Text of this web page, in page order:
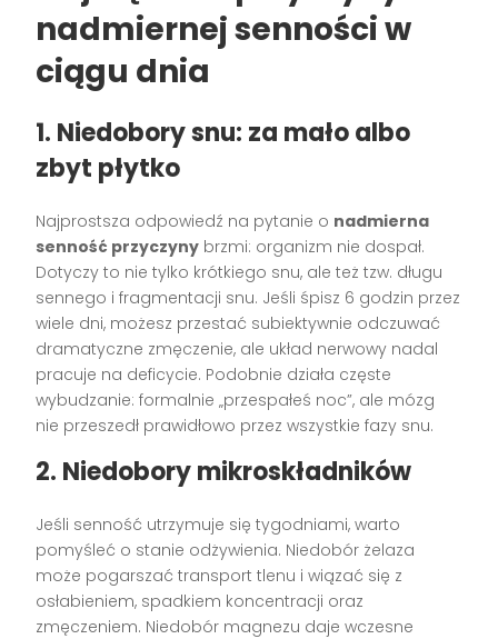
nadmiernej senności w
ciągu dnia
1. Niedobory snu: za mało albo
zbyt płytko
Najprostsza odpowiedź na pytanie o nadmierna
senność przyczyny brzmi: organizm nie dospał.
Dotyczy to nie tylko krótkiego snu, ale też tzw. długu
sennego i fragmentacji snu. Jeśli śpisz 6 godzin przez
wiele dni, możesz przestać subiektywnie odczuwać
dramatyczne zmęczenie, ale układ nerwowy nadal
pracuje na deficycie. Podobnie działa częste
wybudzanie: formalnie „przespałeś noc”, ale mózg
nie przeszedł prawidłowo przez wszystkie fazy snu.
2. Niedobory mikroskładników
Jeśli senność utrzymuje się tygodniami, warto
pomyśleć o stanie odżywienia. Niedobór żelaza
może pogarszać transport tlenu i wiązać się z
osłabieniem, spadkiem koncentracji oraz
zmęczeniem. Niedobór magnezu daje wczesne